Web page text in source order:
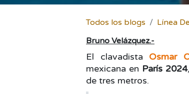
Todos los blogs Línea
Bruno Velázquez.-
El clavadista Osmar
mexicana en París 2024
de tres metros.